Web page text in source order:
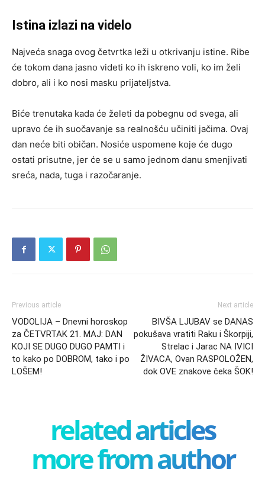
Istina izlazi na videlo
Najveća snaga ovog četvrtka leži u otkrivanju istine. Ribe
će tokom dana jasno videti ko ih iskreno voli, ko im želi
dobro, ali i ko nosi masku prijateljstva.
Biće trenutaka kada će želeti da pobegnu od svega, ali
upravo će ih suočavanje sa realnošću učiniti jačima. Ovaj
dan neće biti običan. Nosiće uspomene koje će dugo
ostati prisutne, jer će se u samo jednom danu smenjivati
sreća, nada, tuga i razočaranje.
Previous article
VODOLIJA – Dnevni horoskop
za ČETVRTAK 21. MAJ: DAN
KOJI SE DUGO DUGO PAMTI i
to kako po DOBROM, tako i po
LOŠEM!
Next article
BIVŠA LJUBAV se DANAS
pokušava vratiti Raku i Škorpiji,
Strelac i Jarac NA IVICI
ŽIVACA, Ovan RASPOLOŽEN,
dok OVE znakove čeka ŠOK!
related articles
more from author